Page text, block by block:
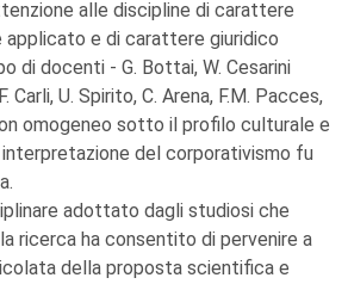
alle discipline di carattere
e di carattere giuridico
di docenti - G. Bottai, W. Cesarini
Carli, U. Spirito, C. Arena, F.M. Pacces,
omogeneo sotto il profilo culturale e
del corporativismo fu
adottato dagli studiosi che
ricerca ha consentito di pervenire a
della proposta scientifica e